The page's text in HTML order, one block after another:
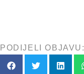
PODIJELI OBJAVU: